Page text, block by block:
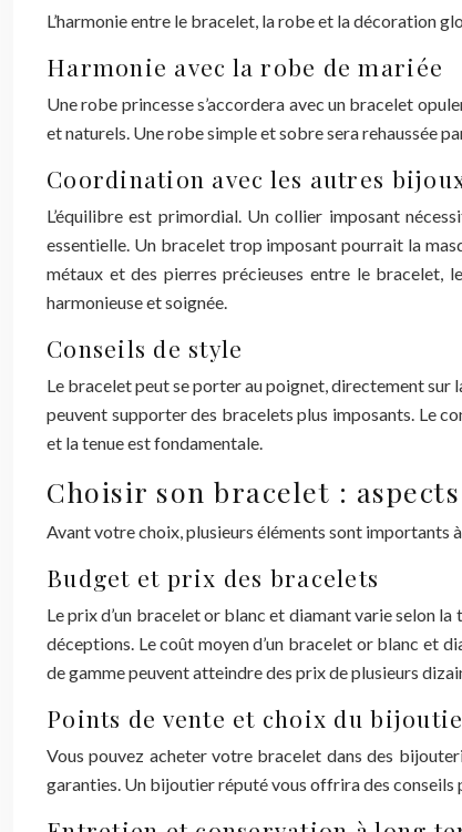
L’harmonie entre le bracelet, la robe et la décoration
Harmonie avec la robe de mariée
Une robe princesse s’accordera avec un bracelet
et naturels. Une robe simple et sobre sera rehaussée
Coordination avec les autres
L’équilibre est primordial. Un collier imposant
essentielle. Un bracelet trop imposant pourrait la
métaux et des pierres précieuses entre le bracelet,
harmonieuse et soignée.
Conseils de style
Le bracelet peut se porter au poignet, directement sur
peuvent supporter des bracelets plus imposants. Le
et la tenue est fondamentale.
Choisir son bracelet :
Avant votre choix, plusieurs éléments sont importants
Budget et prix des bracelets
Le prix d’un bracelet or blanc et diamant varie selon
déceptions. Le coût moyen d’un bracelet or blanc et
de gamme peuvent atteindre des prix de plusieurs
Points de vente et choix du
Vous pouvez acheter votre bracelet dans des
garanties. Un bijoutier réputé vous offrira des conseils